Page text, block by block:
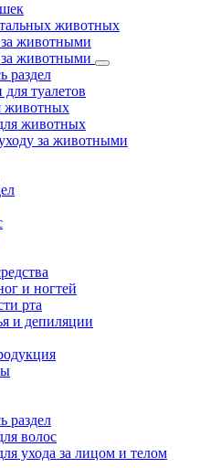
животных
за животными
за животными
раздел
туалетов
животных
животных
за животными
и ногтей
рта
и депиляции
раздел
волос
ухода за лицом и телом